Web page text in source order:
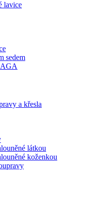
lavice
sedem
a křesla
látkou
koženkou